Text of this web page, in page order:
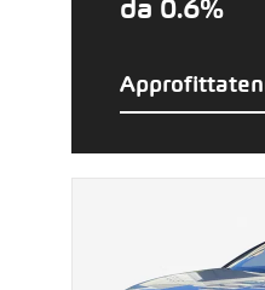
da 0.6%